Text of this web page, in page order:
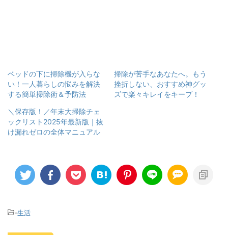
ベッドの下に掃除機が入らな
い！一人暮らしの悩みを解決
する簡単掃除術＆予防法
掃除が苦手なあなたへ。もう
挫折しない、おすすめ神グッ
ズで楽々キレイをキープ！
＼保存版！／年末大掃除チェ
ックリスト2025年最新版｜抜
け漏れゼロの全体マニュアル
-生活